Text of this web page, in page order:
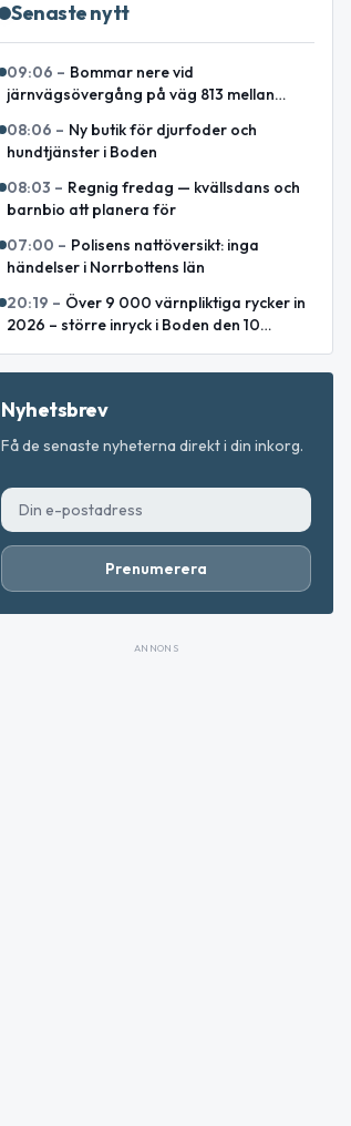
Senaste nytt
09:06 – Bommar nere vid
järnvägsövergång på väg 813 mellan
08:06 – Ny butik för djurfoder och
hundtjänster i Boden
08:03 – Regnig fredag — kvällsdans och
barnbio att planera för
07:00 – Polisens nattöversikt: inga
händelser i Norrbottens län
20:19 – Över 9 000 värnpliktiga rycker in
2026 – större inryck i Boden den 10
Nyhetsbrev
Få de senaste nyheterna direkt i din inkorg.
Prenumerera
ANNONS